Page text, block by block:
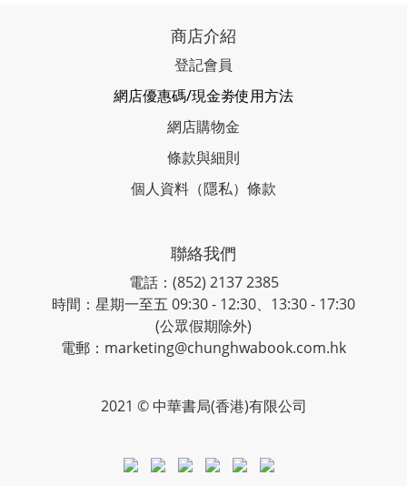
商店介紹
登記會員
網店優惠碼/現金劵使用方法
網店購物金
條款與細則
個人資料（隱私）條款
聯絡我們
電話：(852) 2137 2385
時間：星期一至五 09:30 - 12:30、13:30 - 17:30
(公眾假期除外)
電郵：marketing@chunghwabook.com.hk
2021 © 中華書局(香港)有限公司